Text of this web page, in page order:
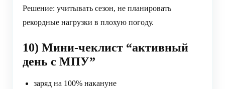
Решение: учитывать сезон, не планировать
рекордные нагрузки в плохую погоду.
10) Мини-чеклист “активный
день с МПУ”
заряд на 100% накануне